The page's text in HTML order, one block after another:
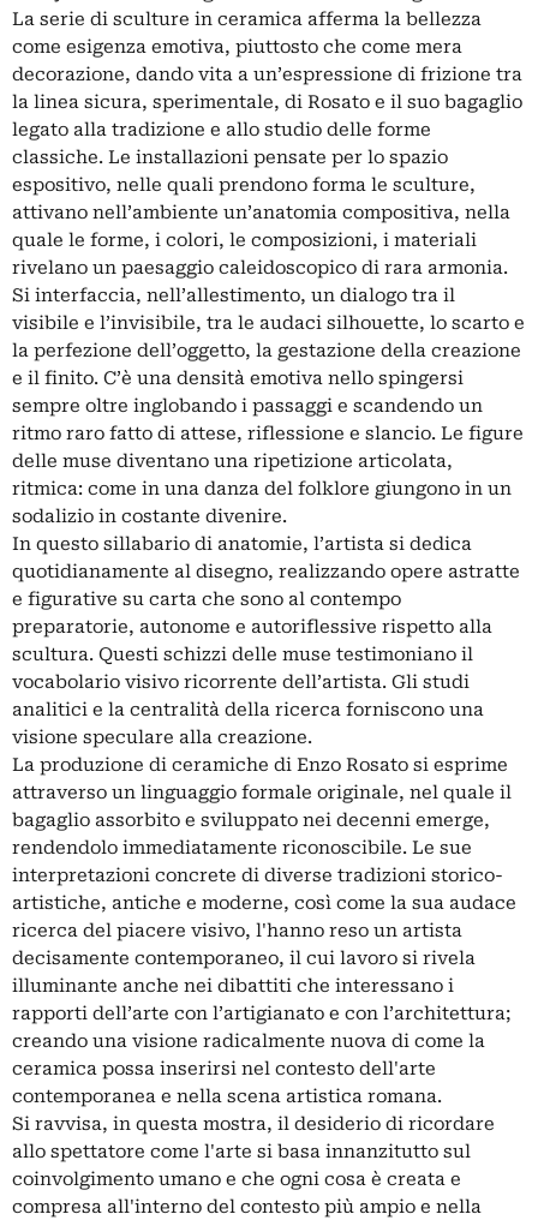
La serie di sculture in ceramica afferma la bellezza
come esigenza emotiva, piuttosto che come mera
decorazione, dando vita a un’espressione di frizione tra
la linea sicura, sperimentale, di Rosato e il suo bagaglio
legato alla tradizione e allo studio delle forme
classiche. Le installazioni pensate per lo spazio
espositivo, nelle quali prendono forma le sculture,
attivano nell’ambiente un’anatomia compositiva, nella
quale le forme, i colori, le composizioni, i materiali
rivelano un paesaggio caleidoscopico di rara armonia.
Si interfaccia, nell’allestimento, un dialogo tra il
visibile e l’invisibile, tra le audaci silhouette, lo scarto e
la perfezione dell’oggetto, la gestazione della creazione
e il finito. C’è una densità emotiva nello spingersi
sempre oltre inglobando i passaggi e scandendo un
ritmo raro fatto di attese, riflessione e slancio. Le figure
delle muse diventano una ripetizione articolata,
ritmica: come in una danza del folklore giungono in un
sodalizio in costante divenire.
In questo sillabario di anatomie, l’artista si dedica
quotidianamente al disegno, realizzando opere astratte
e figurative su carta che sono al contempo
preparatorie, autonome e autoriflessive rispetto alla
scultura. Questi schizzi delle muse testimoniano il
vocabolario visivo ricorrente dell’artista. Gli studi
analitici e la centralità della ricerca forniscono una
visione speculare alla creazione.
La produzione di ceramiche di Enzo Rosato si esprime
attraverso un linguaggio formale originale, nel quale il
bagaglio assorbito e sviluppato nei decenni emerge,
rendendolo immediatamente riconoscibile. Le sue
interpretazioni concrete di diverse tradizioni storico-
artistiche, antiche e moderne, così come la sua audace
ricerca del piacere visivo, l'hanno reso un artista
decisamente contemporaneo, il cui lavoro si rivela
illuminante anche nei dibattiti che interessano i
rapporti dell’arte con l’artigianato e con l’architettura;
creando una visione radicalmente nuova di come la
ceramica possa inserirsi nel contesto dell'arte
contemporanea e nella scena artistica romana.
Si ravvisa, in questa mostra, il desiderio di ricordare
allo spettatore come l'arte si basa innanzitutto sul
coinvolgimento umano e che ogni cosa è creata e
compresa all'interno del contesto più ampio e nella